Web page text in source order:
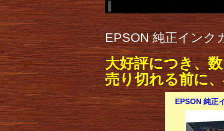
EPSON 純正インク
大好評につき、
売り切れる前に
EPSON 純正